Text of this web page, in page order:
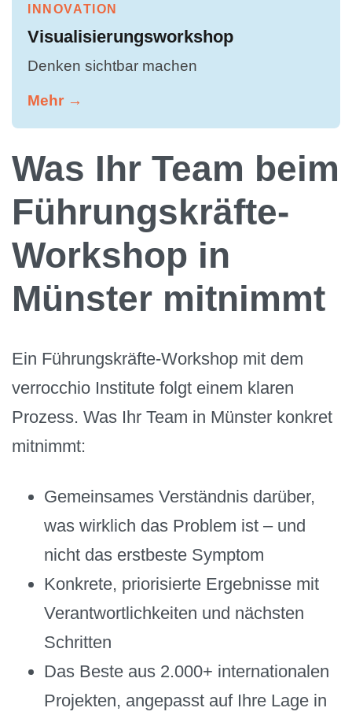
INNOVATION
Visualisierungsworkshop
Denken sichtbar machen
Mehr →
Was Ihr Team beim
Führungskräfte-
Workshop in
Münster mitnimmt
Ein Führungskräfte-Workshop mit dem
verrocchio Institute folgt einem klaren
Prozess. Was Ihr Team in Münster konkret
mitnimmt:
Gemeinsames Verständnis darüber,
was wirklich das Problem ist – und
nicht das erstbeste Symptom
Konkrete, priorisierte Ergebnisse mit
Verantwortlichkeiten und nächsten
Schritten
Das Beste aus 2.000+ internationalen
Projekten, angepasst auf Ihre Lage in